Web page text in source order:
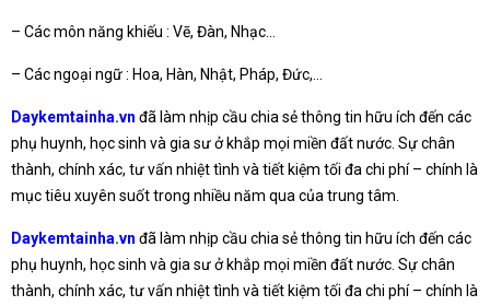
– Các môn năng khiếu : Vẽ, Đàn, Nhạc…
– Các ngoại ngữ : Hoa, Hàn, Nhật, Pháp, Đức,…
Daykemtainha.vn đã làm nhịp cầu chia sẻ thông tin hữu ích đến các
phụ huynh, học sinh và gia sư ở khắp mọi miền đất nước. Sự chân
thành, chính xác, tư vấn nhiệt tình và tiết kiệm tối đa chi phí – chính là
mục tiêu xuyên suốt trong nhiều năm qua của trung tâm.
Daykemtainha.vn đã làm nhịp cầu chia sẻ thông tin hữu ích đến các
phụ huynh, học sinh và gia sư ở khắp mọi miền đất nước. Sự chân
thành, chính xác, tư vấn nhiệt tình và tiết kiệm tối đa chi phí – chính là